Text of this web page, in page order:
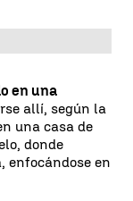
en una
allí, según la
una casa de
donde
enfocándose en